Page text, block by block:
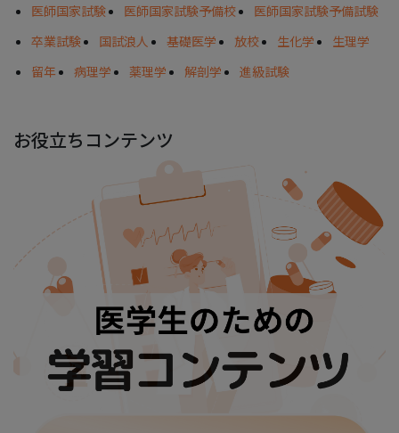
医師国家試験
医師国家試験予備校
医師国家試験予備試験
卒業試験
国試浪人 基礎医学 放校 生化学
生理学
留年
病理学 薬理学 解剖学 進級試験
お役立ちコンテンツ